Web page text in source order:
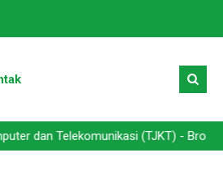
(TJKT) -